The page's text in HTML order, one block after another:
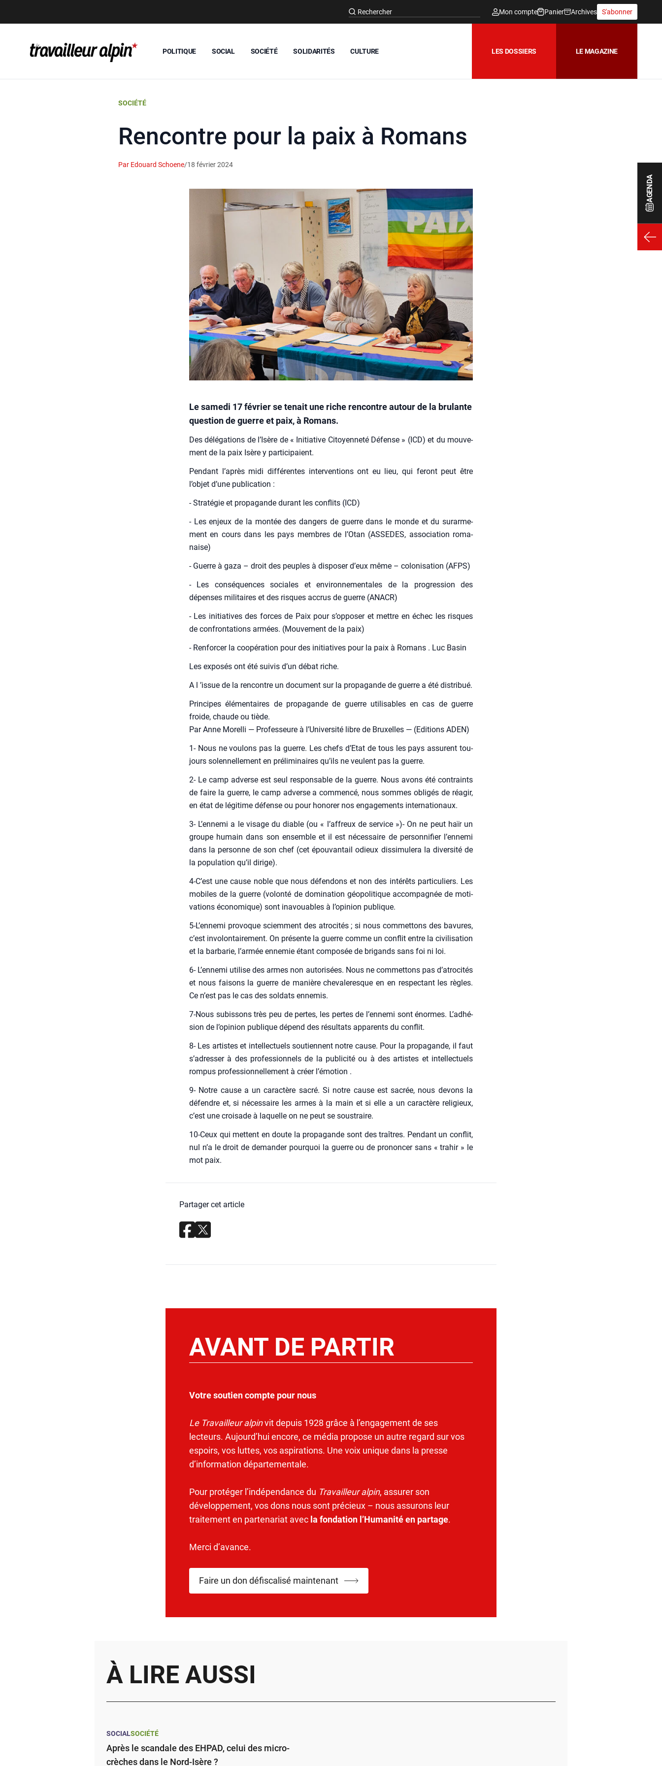
AGENDA
Mon compte Panier Archives S'abonner
POLITIQUE SOCIAL SOCIÉTÉ SOLIDARITÉS CULTURE LES DOSSIERS LE MAGAZINE
SOCIÉTÉ
Rencontre pour la paix à Romans
Par Edouard Schoene/18 février 2024
Le samedi 17 février se tenait une riche rencontre autour de la brulante
question de guerre et paix, à Romans.
Des délé­ga­tions de l’Isère de « Ini­tia­tive Citoyen­ne­té Défense » (ICD) et du mou­ve­
ment de la paix Isère y par­ti­ci­paient.
Pen­dant l’après midi dif­fé­rentes inter­ven­tions ont eu lieu, qui feront peut être
l’objet d’une publi­ca­tion :
- Stra­té­gie et pro­pa­gande durant les conflits (ICD)
- Les enjeux de la mon­tée des dan­gers de guerre dans le monde et du sur­ar­me­
ment en cours dans les pays membres de l’O­tan (ASSEDES, asso­cia­tion roma­
naise)
- Guerre à gaza – droit des peuples à dis­po­ser d’eux même – colo­ni­sa­tion (AFPS)
- Les consé­quences sociales et envi­ron­ne­men­tales de la pro­gres­sion des
dépenses mili­taires et des risques accrus de guerre (ANACR)
- Les ini­tia­tives des forces de Paix pour s’op­po­ser et mettre en échec les risques
de confron­ta­tions armées. (Mou­ve­ment de la paix)
- Ren­for­cer la coopé­ra­tion pour des ini­tia­tives pour la paix à Romans . Luc Basin
Les expo­sés ont été sui­vis d’un débat riche.
A l ’issue de la ren­contre un docu­ment sur la pro­pa­gande de guerre a été dis­tri­bué.
Prin­cipes élé­men­taires de pro­pa­gande de guerre uti­li­sables en cas de guerre
froide, chaude ou tiède.
Par Anne Morel­li — Pro­fes­seure à l’U­ni­ver­si­té libre de Bruxelles — (Edi­tions ADEN)
1- Nous ne vou­lons pas la guerre. Les chefs d’E­tat de tous les pays assurent tou­
jours solen­nel­le­ment en pré­li­mi­naires qu’ils ne veulent pas la guerre.
2- Le camp adverse est seul res­pon­sable de la guerre. Nous avons été contraints
de faire la guerre, le camp adverse a com­men­cé, nous sommes obli­gés de réagir,
en état de légi­time défense ou pour hono­rer nos enga­ge­ments inter­na­tio­naux.
3- L’en­ne­mi a le visage du diable (ou « l’af­freux de ser­vice »)- On ne peut haïr un
groupe humain dans son ensemble et il est néces­saire de per­son­ni­fier l’en­ne­mi
dans la per­sonne de son chef (cet épou­van­tail odieux dis­si­mu­le­ra la diver­si­té de
la popu­la­tion qu’il dirige).
4‑C’est une cause noble que nous défen­dons et non des inté­rêts par­ti­cu­liers. Les
mobiles de la guerre (volon­té de domi­na­tion géo­po­li­tique accom­pa­gnée de moti­
va­tions éco­no­mique) sont inavouables à l’o­pi­nion publique.
5‑L’ennemi pro­voque sciem­ment des atro­ci­tés ; si nous com­met­tons des bavures,
c’est invo­lon­tai­re­ment. On pré­sente la guerre comme un conflit entre la civi­li­sa­tion
et la bar­ba­rie, l’ar­mée enne­mie étant com­po­sée de bri­gands sans foi ni loi.
6- L’en­ne­mi uti­lise des armes non auto­ri­sées. Nous ne com­met­tons pas d’a­tro­ci­tés
et nous fai­sons la guerre de manière che­va­le­resque en en res­pec­tant les règles.
Ce n’est pas le cas des sol­dats enne­mis.
7‑Nous subis­sons très peu de pertes, les pertes de l’en­ne­mi sont énormes. L’adhé­
sion de l’o­pi­nion publique dépend des résul­tats appa­rents du conflit.
8- Les artistes et intel­lec­tuels sou­tiennent notre cause. Pour la pro­pa­gande, il faut
s’a­dres­ser à des pro­fes­sion­nels de la publi­ci­té ou à des artistes et intel­lec­tuels
rom­pus pro­fes­sion­nel­le­ment à créer l’é­mo­tion .
9- Notre cause a un carac­tère sacré. Si notre cause est sacrée, nous devons la
défendre et, si néces­saire les armes à la main et si elle a un carac­tère reli­gieux,
c’est une croi­sade à laquelle on ne peut se sous­traire.
10-Ceux qui mettent en doute la pro­pa­gande sont des traîtres. Pen­dant un conflit,
nul n’a le droit de deman­der pour­quoi la guerre ou de pro­non­cer sans « tra­hir » le
mot paix.
Partager cet article
AVANT DE PARTIR
Votre soutien compte pour nous
Le Travailleur alpinvit depuis 1928 grâce à l’engagement de ses
lecteurs. Aujourd’hui encore, ce média propose un autre regard sur vos
espoirs, vos luttes, vos aspirations. Une voix unique dans la presse
d’information départementale.
Pour protéger l’indépendance du Travailleur alpin, assurer son
développement, vos dons nous sont précieux – nous assurons leur
traitement en partenariat avec la fondation l’Humanité en partage.
Merci d’avance.
Faire un don défiscalisé maintenant
À LIRE AUSSI
SOCIALSOCIÉTÉ
Après le scandale des EHPAD, celui des micro-
crèches dans le Nord-Isère ?